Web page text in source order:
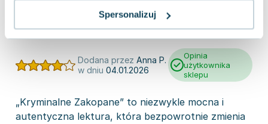
Spersonalizuj
Dodana przez Anna P.
w dniu 04.01.2026
Opinia
użytkownika
sklepu
„Kryminalne Zakopane” to niezwykle mocna i
autentyczna lektura, która bezpowrotnie zmienia